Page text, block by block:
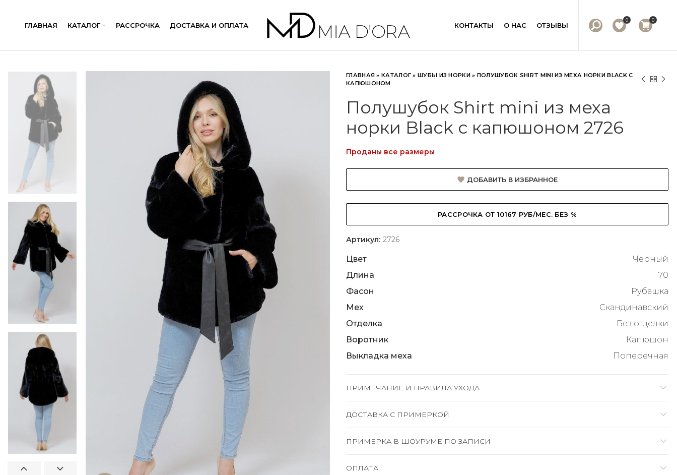
ГЛАВНАЯ КАТАЛОГ РАССРОЧКА ДОСТАВКА И ОПЛАТА КОНТАКТЫ О НАС ОТЗЫВЫ
0 0
ГЛАВНАЯ »КАТАЛОГ »ШУБЫ ИЗ НОРКИ» ПОЛУШУБОК SHIRT MINI ИЗ МЕХА НОРКИ BLACK С
КАПЮШОНОМ
Полушубок Shirt mini из меха
норки Black с капюшоном 2726
Проданы все размеры
ДОБАВИТЬ В ИЗБРАННОЕ
РАССРОЧКА ОТ 10167 РУБ/МЕС. БЕЗ %
Артикул: 2726
Цвет
Черный
Длина
70
Фасон
Рубашка
Мех
Скандинавский
Отделка
Без отделки
Воротник
Капюшон
Выкладка меха
Поперечная
ПРИМЕЧАНИЕ И ПРАВИЛА УХОДА
ДОСТАВКА C ПРИМЕРКОЙ
ПРИМЕРКА В ШОУРУМЕ ПО ЗАПИСИ
ОПЛАТА